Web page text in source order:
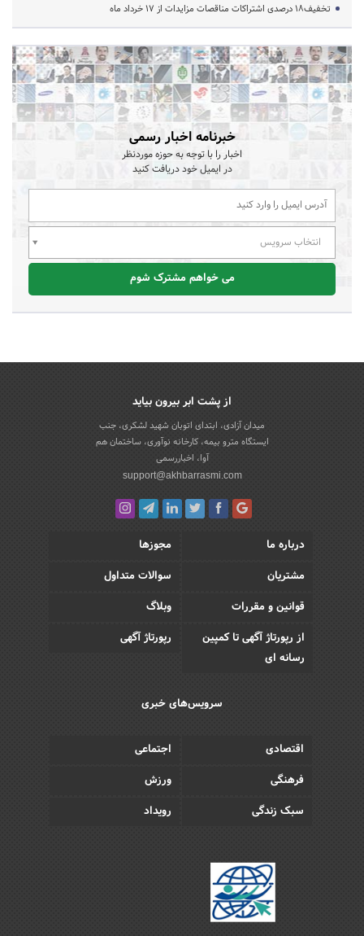
تخفیف‌18 درصدی اشتراکات مناقصات مزایدات از 17 خرداد ماه
خبرنامه اخبار رسمی
اخبار را با توجه به حوزه موردنظر
در ایمیل خود دریافت کنید
انتخاب سرویس
می خواهم مشترک شوم
از پشت ابر بیرون بیاید
میدان آزادی، ابتدای اتوبان شهید لشکری، جنب
ایستگاه مترو بیمه، کارخانه نوآوری، ساختمان هم
آوا، اخباررسمی
support@akhbarrasmi.com
درباره ما
مجوزها
مشتریان
سوالات متداول
قوانین و مقررات
وبلاگ
از رپورتاژ آگهی تا کمپین
رسانه ای
رپورتاژ آگهی
سرویس‌های خبری
اقتصادی
اجتماعی
فرهنگی
ورزش
سبک زندگی
رویداد